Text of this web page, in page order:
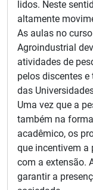
lidos. Neste
altamente
As aulas no
Agroindustrial
atividades de
pelos discentes
das
Uma vez que a
também na
acadêmico, os
que incentivem a
com a extensão.
garantir a